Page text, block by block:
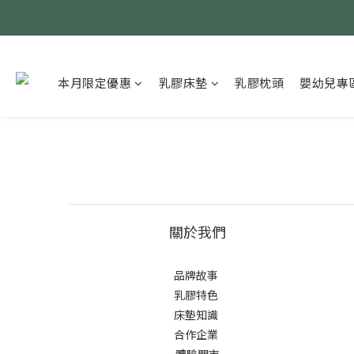
本月限定優惠 乳膠床墊 乳膠枕頭 嬰幼兒專
關於我們
品牌故事
乳膠特色
床墊知識
合作企業